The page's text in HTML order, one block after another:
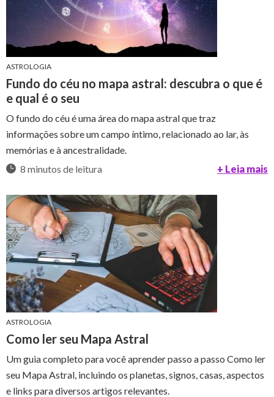
ASTROLOGIA
Fundo do céu no mapa astral: descubra o que é
e qual é o seu
O fundo do céu é uma área do mapa astral que traz
informações sobre um campo íntimo, relacionado ao lar, às
memórias e à ancestralidade.
8 minutos de leitura
+ Leia mais
ASTROLOGIA
Como ler seu Mapa Astral
Um guia completo para você aprender passo a passo Como ler
seu Mapa Astral, incluindo os planetas, signos, casas, aspectos
e links para diversos artigos relevantes.